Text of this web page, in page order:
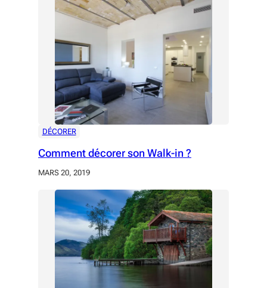
DÉCORER
Comment décorer son Walk-in ?
MARS 20, 2019